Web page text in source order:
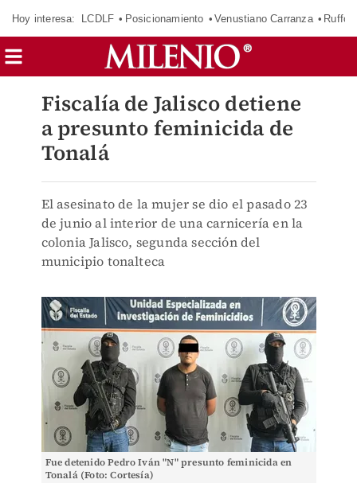
Hoy interesa: LCDLF Posicionamiento Venustiano Carranza Ruffo
Fiscalía de Jalisco detiene
a presunto feminicida de
Tonalá
El asesinato de la mujer se dio el pasado 23
de junio al interior de una carnicería en la
colonia Jalisco, segunda sección del
municipio tonalteca
Fue detenido Pedro Iván "N" presunto feminicida en
Tonalá (Foto: Cortesía)